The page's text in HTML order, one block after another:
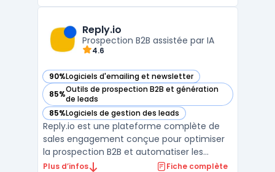
permet aux entreprises de gérer
efficacement leurs campagnes de
marketing numé ...
Reply.io
Prospection B2B assistée par IA
4.6
90%Logiciels d'emailing et newsletter
— voir Reply.io dans cette catégorie
85%Outils de prospection B2B et génération
de leads
— voir Reply.io dans cette catégorie
85%Logiciels de gestion des leads
— voir Reply.io dans cette catégorie
Reply.io est une plateforme complète de
sales engagement conçue pour optimiser
la prospection B2B et automatiser les
interactions commerciales. S'appuyant sur
Plus d’infos Fiche complète